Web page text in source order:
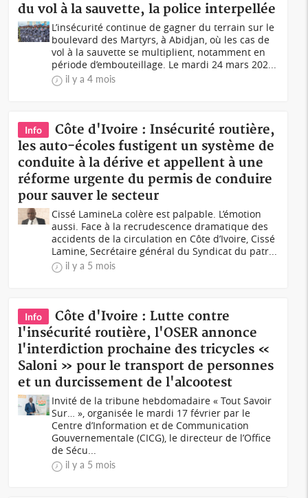
du vol à la sauvette, la police interpellée
L’insécurité continue de gagner du terrain sur le
boulevard des Martyrs, à Abidjan, où les cas de
vol à la sauvette se multiplient, notamment en
période d’embouteillage. Le mardi 24 mars 202...
il y a 4 mois
Info
Côte d'Ivoire : Insécurité routière,
les auto-écoles fustigent un système de
conduite à la dérive et appellent à une
réforme urgente du permis de conduire
pour sauver le secteur
Cissé LamineLa colère est palpable. L’émotion
aussi. Face à la recrudescence dramatique des
accidents de la circulation en Côte d’Ivoire, Cissé
Lamine, Secrétaire général du Syndicat du patr...
il y a 5 mois
Info
Côte d'Ivoire : Lutte contre
l'insécurité routière, l'OSER annonce
l'interdiction prochaine des tricycles «
Saloni » pour le transport de personnes
et un durcissement de l'alcootest
Invité de la tribune hebdomadaire « Tout Savoir
Sur… », organisée le mardi 17 février par le
Centre d’Information et de Communication
Gouvernementale (CICG), le directeur de l’Office
de Sécu...
il y a 5 mois